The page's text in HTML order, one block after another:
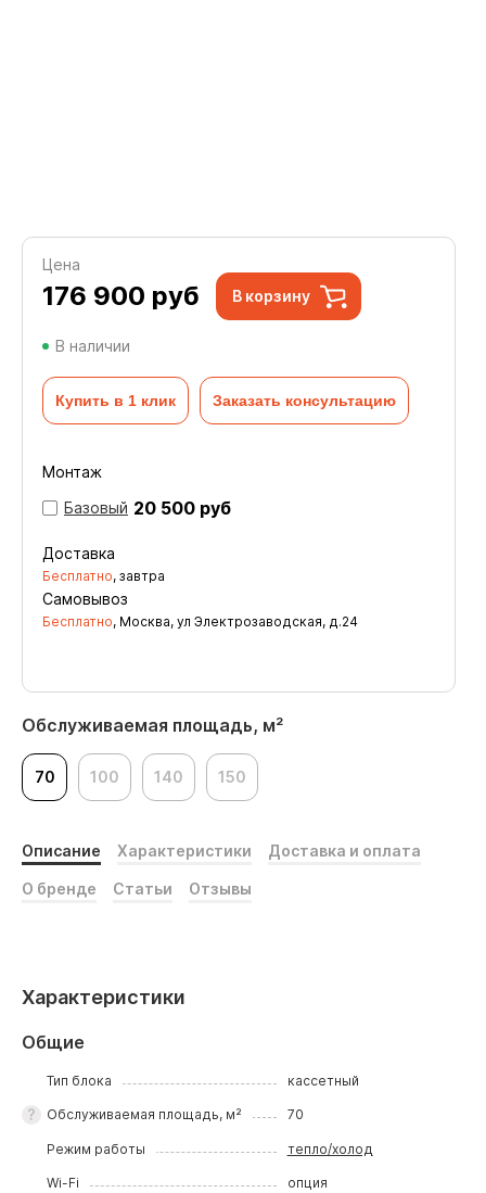
Обслуживаемая площадь, м²
70 100 140 150
Цена
176 900 руб В корзину
В наличии
Купить в 1 клик Заказать консультацию
Монтаж
Базовый 20 500 руб
Доставка
Бесплатно, завтра
Самовывоз
Бесплатно, Москва, ул Электрозаводская, д.24
Описание Характеристики Доставка и оплата
О бренде Статьи Отзывы
Характеристики
Общие
Тип блока кассетный
Обслуживаемая площадь, м² 70
Режим работы тепло/холод
Wi-Fi опция